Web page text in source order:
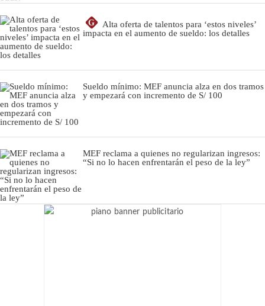
G
Alta oferta de talentos para ‘estos niveles’
impacta en el aumento de sueldo: los detalles
Sueldo mínimo: MEF anuncia alza en dos tramos
y empezará con incremento de S/ 100
MEF reclama a quienes no regularizan ingresos:
“Si no lo hacen enfrentarán el peso de la ley”